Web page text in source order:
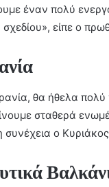
έναν πολύ
σχεδίου», είπε ο
θα ήθελα
σταθερά
συνέχεια ο